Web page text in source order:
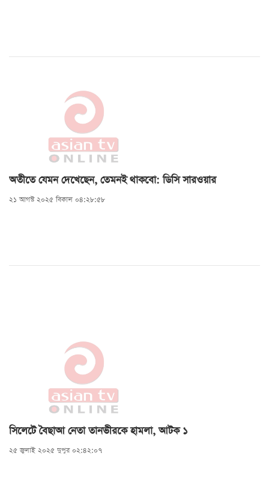
অতীতে যেমন দেখেছেন, তেমনই থাকবো: ডিসি সারওয়ার
২১ আগস্ট ২০২৫ বিকাল ০৪:২৮:৫৮
সিলেটে বৈছাআ নেতা তানভীরকে হামলা, আটক ১
২৫ জুলাই ২০২৫ দুপুর ০২:৪২:০৭